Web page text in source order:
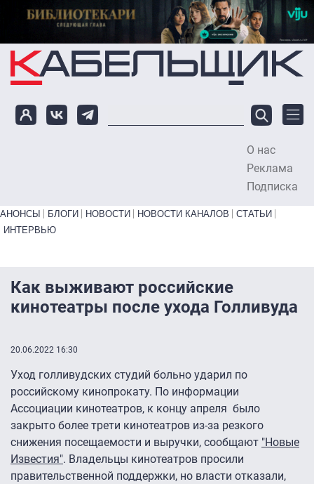
Перейти к основному содержанию
О нас
Реклама
Подписка
Primary links bottom
АНОНСЫ БЛОГИ НОВОСТИ НОВОСТИ КАНАЛОВ
СТАТЬИ
ИНТЕРВЬЮ
Как выживают российские
кинотеатры после ухода Голливуда
20.06.2022 16:30
Уход голливудских студий больно ударил по
российскому кинопрокату. По информации
Ассоциации кинотеатров, к концу апреля было
закрыто более трети кинотеатров из-за резкого
снижения посещаемости и выручки, сообщают "Новые
Известия". Владельцы кинотеатров просили
правительственной поддержки, но власти отказали,